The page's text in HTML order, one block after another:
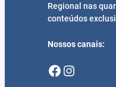
Regional nas
conteúdos
Nossos canais:
Facebook Instagram